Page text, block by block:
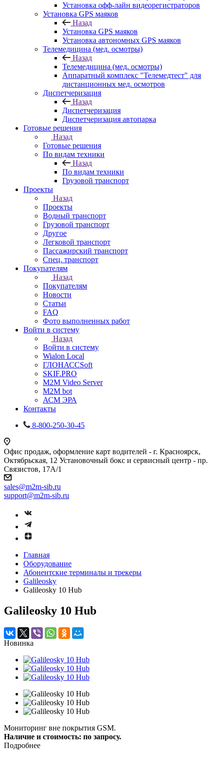
Установка офф-лайн видеорегистраторов
Установка GPS маяков
Назад
Установка GPS маяков
Установка автономных GPS маяков
Телемедицина (мед. осмотры)
Назад
Телемедицина (мед. осмотры)
Аппаратный комплекс "Телемедтест" для
дистанционных мед. осмотров
Диспетчеризация
Назад
Диспетчеризация
Диспетчеризация автопарка
Готовые решения
Назад
Готовые решения
По видам техники
Назад
По видам техники
Грузовой транспорт
Проекты
Назад
Проекты
Водный транспорт
Грузовой транспорт
Другое
Легковой транспорт
Пассажирский транспорт
Спец. транспорт
Покупателям
Назад
Покупателям
Новости
Статьи
FAQ
Фото выполненных работ
Войти в систему
Назад
Войти в систему
Wialon Local
ГЛОНАССSoft
SKIF.PRO
M2M Video Server
М2М bot
АСМ ЭРА
Контакты
8-800-250-30-45
Офис продаж, оформление карт водителей - г. Красноярск,
Октябрьская, 12 Установочный бокс и сервисный центр - пр.
Связистов, 17А/1
sales@m2m-sib.ru
support@m2m-sib.ru
Главная
Оборудование
Абонентские терминалы и трекеры
Galileosky
Galileosky 10 Hub
Galileosky 10 Hub
Новинка
Мониторинг вне покрытия GSM.
Наличие и стоимость: по запросу.
Подробнее